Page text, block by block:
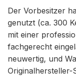
Der Vorbesitzer
genutzt (ca. 300
mit einer
fachgerecht
neuwertig, und